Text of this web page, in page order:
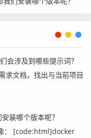
会涉及到哪些提示词？
文档，找出与当前项目
装哪个版本呢？
： [code:html]docker